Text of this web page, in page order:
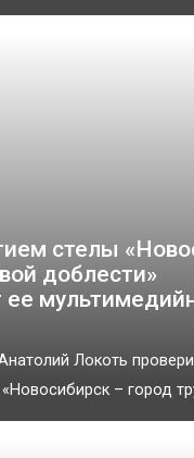
стелы
доблести»
ее
Локоть
– город